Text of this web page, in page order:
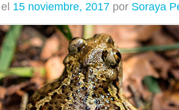
15 noviembre, 2017 por Soraya